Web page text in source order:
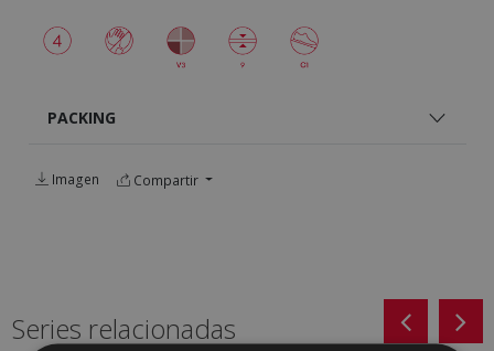
PACKING
Imagen Compartir
Series relacionadas